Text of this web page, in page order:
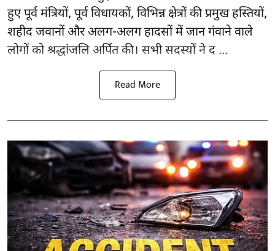
हुए पूर्व मंत्रियों, पूर्व विधायकों, विभिन्न क्षेत्रों की प्रमुख हस्तियों,
शहीद जवानों और अलग-अलग हादसों में जान गंवाने वाले
लोगों को श्रद्धांजलि अर्पित की। सभी सदस्यों ने द ...
Read More